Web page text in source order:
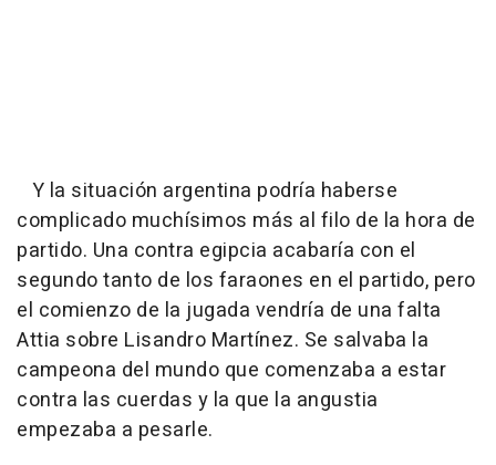
Y la situación argentina podría haberse
complicado muchísimos más al filo de la hora de
partido. Una contra egipcia acabaría con el
segundo tanto de los faraones en el partido, pero
el comienzo de la jugada vendría de una falta
Attia sobre Lisandro Martínez. Se salvaba la
campeona del mundo que comenzaba a estar
contra las cuerdas y la que la angustia
empezaba a pesarle.